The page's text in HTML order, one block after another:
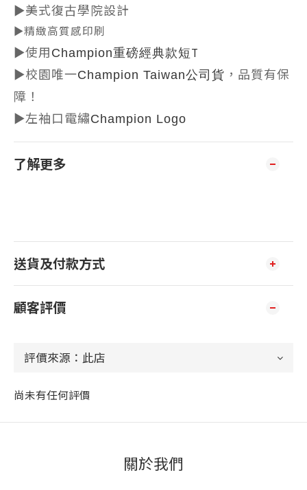
►美式復古學院設計
►精緻高質感印刷
►使用 Champion重磅經典款短T
►校園唯一Champion Taiwan公司貨 ，品質有保
障 ！
►左袖口電繡Champion Logo
了解更多
送貨及付款方式
顧客評價
尚未有任何評價
關於我們